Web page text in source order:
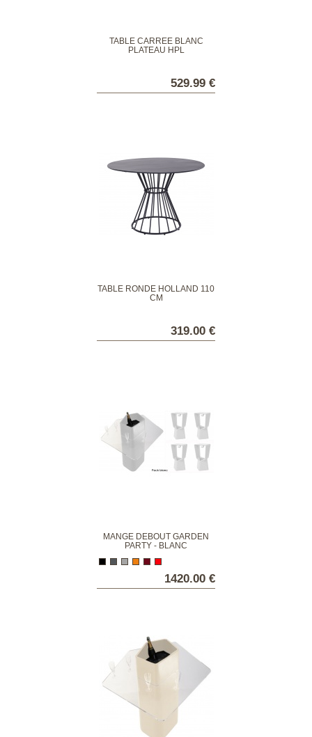
TABLE CARRÉE BLANC
PLATEAU HPL
529.99 €
TABLE RONDE HOLLAND 110
CM
319.00 €
MANGE DEBOUT GARDEN
PARTY - BLANC
1420.00 €